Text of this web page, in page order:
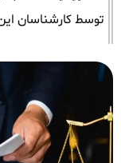
توسط کارشناسان